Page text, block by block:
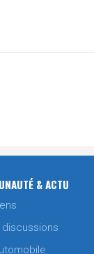
& ACTU